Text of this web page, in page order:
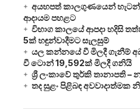
අයහපත් කාලගුණයෙන්
ආදායම පහළට
විභාග කාලයේ ආපදා හදිසි
5ක් හඳුන්වාදීමට සැලසුම්
යල කන්නයේ වී මිලදී ගැනීම්
වී ටොන් 19,592ක් මිලදී ගනියි
ශ්‍රී ලංකාවේ තුර්කි තානාපති –
තද සුළං පිළිබඳ අවවාදාත්මක